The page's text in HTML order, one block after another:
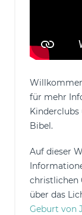
für mehr
Kinderclubs
Bibel.
Auf dieser
christlichen
über das
Geburt von